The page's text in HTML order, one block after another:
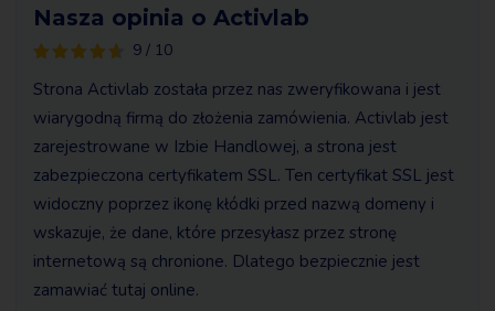
Nasza opinia o Activlab
9 / 10
Strona Activlab została przez nas zweryfikowana i jest
wiarygodną firmą do złożenia zamówienia. Activlab jest
zarejestrowane w Izbie Handlowej, a strona jest
zabezpieczona certyfikatem SSL. Ten certyfikat SSL jest
widoczny poprzez ikonę kłódki przed nazwą domeny i
wskazuje, że dane, które przesyłasz przez stronę
internetową są chronione. Dlatego bezpiecznie jest
zamawiać tutaj online.